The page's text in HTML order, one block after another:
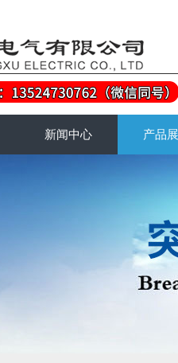
新闻中心 产品